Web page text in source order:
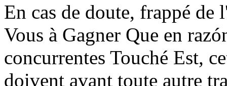
En cas de doute, frappé
Vous à Gagner Que en
concurrentes Touché Est,
doivent avant toute autre